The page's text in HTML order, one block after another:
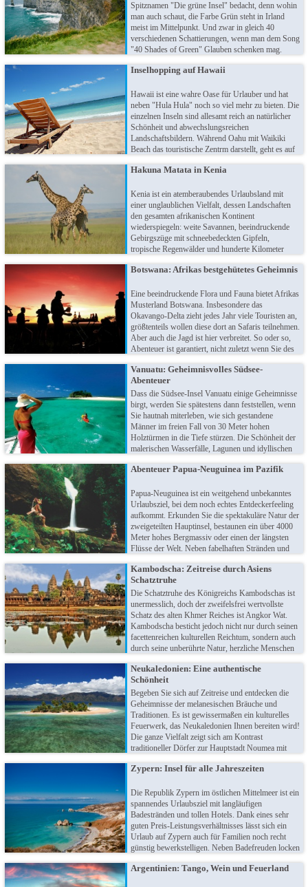
Spitznamen "Die grüne Insel" bedacht, denn wohin
man auch schaut, die Farbe Grün steht in Irland
meist im Mittelpunkt. Und zwar in gleich 40
verschiedenen Schattierungen, wenn man dem Song
"40 Shades of Green" Glauben schenken mag.
irischen Nationalfarbe überzeugt die Insel mit einem
Inselhopping auf Hawaii
Hawaii ist eine wahre Oase für Urlauber und hat
neben "Hula Hula" noch so viel mehr zu bieten. Die
einzelnen Inseln sind allesamt reich an natürlicher
Schönheit und abwechslungsreichen
Landschaftsbildern. Während Oahu mit Waikiki
Beach das touristische Zentrm darstellt, geht es auf
dennoch: Jeder findet auf Hawaii die Ruhe (und die
Hakuna Matata in Kenia
Kenia ist ein atemberaubendes Urlaubsland mit
einer unglaublichen Vielfalt, dessen Landschaften
den gesamten afrikanischen Kontinent
wiederspiegeln: weite Savannen, beeindruckende
Gebirgszüge mit schneebedeckten Gipfeln,
tropische Regenwälder und hunderte Kilometer
einem Land! Vom Strandurlaub bis zur Luxus-
unbegrenzten Möglichkeiten…
Botswana: Afrikas bestgehütetes Geheimnis
Eine beeindruckende Flora und Fauna bietet Afrikas
Musterland Botswana. Insbesondere das
Okavango-Delta zieht jedes Jahr viele Touristen an,
größtenteils wollen diese dort an Safaris teilnehmen.
Aber auch die Jagd ist hier verbreitet. So oder so,
Abenteuer ist garantiert, nicht zuletzt wenn Sie des
Hyänen und Elefanten lauschen dürfen. Erleben Sie
die Magie Botswanas!
Vanuatu: Geheimnisvolles Südsee-
Abenteuer
Dass die Südsee-Insel Vanuatu einige Geheimnisse
birgt, werden Sie spätestens dann feststellen, wenn
Sie hautnah miterleben, wie sich gestandene
Männer im freien Fall von 30 Meter hohen
Holztürmen in die Tiefe stürzen. Die Schönheit der
malerischen Wasserfälle, Lagunen und idyllischen
- Vanuatu lockt mit überwältigender Natur und
Abenteuer Papua-Neuguinea im Pazifik
Papua-Neuguinea ist ein weitgehend unbekanntes
Urlaubsziel, bei dem noch echtes Entdeckerfeeling
aufkommt. Erkunden Sie die spektakuläre Natur der
zweigeteilten Hauptinsel, bestaunen ein über 4000
Meter hohes Bergmassiv oder einen der längsten
Flüsse der Welt. Neben fabelhaften Stränden und
für Schnorchler und Taucher!
Kambodscha: Zeitreise durch Asiens
Schatztruhe
Die Schatztruhe des Königreichs Kambodschas ist
unermesslich, doch der zweifelsfrei wertvollste
Schatz des alten Khmer Reiches ist Angkor Wat.
Kambodscha besticht jedoch nicht nur durch seinen
facettenreichen kulturellen Reichtum, sondern auch
durch seine unberührte Natur, herzliche Menschen
Sandstränden und dem mächtigen Mekong!
Neukaledonien: Eine authentische
Schönheit
Begeben Sie sich auf Zeitreise und entdecken die
Geheimnisse der melanesischen Bräuche und
Traditionen. Es ist gewissermaßen ein kulturelles
Feuerwerk, das Neukaledonien Ihnen bereiten wird!
Die ganze Vielfalt zeigt sich am Kontrast
traditioneller Dörfer zur Hauptstadt Noumea mit
Côte d’Azur. Obendrein locken romantische
Zypern: Insel für alle Jahreszeiten
Die Republik Zypern im östlichen Mittelmeer ist ein
spannendes Urlaubsziel mit langläufigen
Badestränden und tollen Hotels. Dank eines sehr
guten Preis-Leistungsverhältnisses lässt sich ein
Urlaub auf Zypern auch für Familien noch recht
günstig bewerkstelligen. Neben Badefreuden locken
kulturelle Highlights.
Argentinien: Tango, Wein und Feuerland